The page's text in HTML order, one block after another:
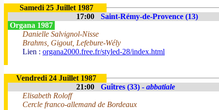
Samedi 25 Juillet 1987
17:00
Saint-Rémy-de-Provence (13)
Organa 1987
Danielle Salvignol-Nisse
Brahms, Gigout, Lefebure-Wély
Lien : organa2000.free.fr/styled-28/index.html
Vendredi 24 Juillet 1987
21:00
Guîtres (33) - abbatiale
Elisabeth Roloff
Cercle franco-allemand de Bordeaux